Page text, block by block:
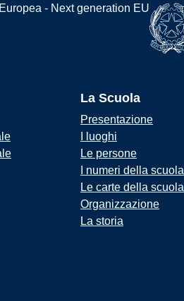
La Scuola
Presentazione
I luoghi
Le persone
I numeri della scuola
Le carte della scuola
Organizzazione
La storia